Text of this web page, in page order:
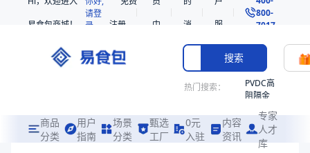
易食包商城！
请登
录
注册
中
消
息
服
务
800-
7017
搜索
热门搜索：
PVDC高
阻隔金
共挤热
收缩袋
商品
分类
用户
指南
场景
分类
甄选
工厂
0元
入驻
内容
资讯
专家
人才
库